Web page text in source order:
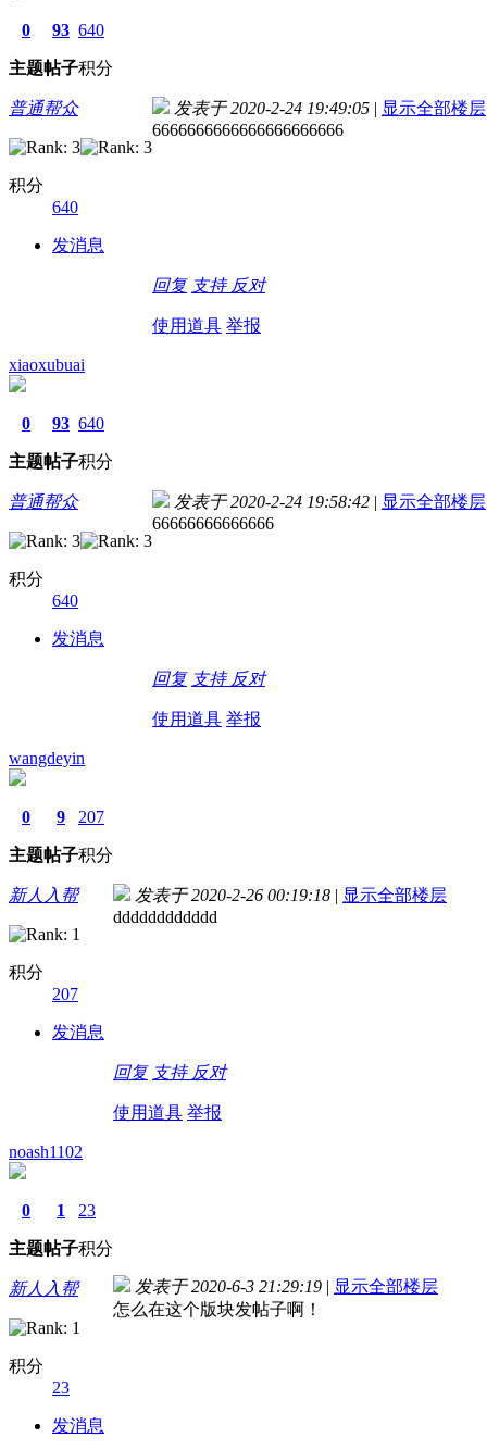
0
主题
93
帖子
640
积分
普通帮众
积分
640
发消息
发表于 2020-2-24 19:49:05 | 显示全部楼层
6666666666666666666666
回复 支持 反对
使用道具 举报
xiaoxubuai
0
主题
93
帖子
640
积分
普通帮众
积分
640
发消息
发表于 2020-2-24 19:58:42 | 显示全部楼层
66666666666666
回复 支持 反对
使用道具 举报
wangdeyin
0
主题
9
帖子
207
积分
新人入帮
积分
207
发消息
发表于 2020-2-26 00:19:18 | 显示全部楼层
dddddddddddd
回复 支持 反对
使用道具 举报
noash1102
0
主题
1
帖子
23
积分
新人入帮
积分
23
发消息
发表于 2020-6-3 21:29:19 | 显示全部楼层
怎么在这个版块发帖子啊！